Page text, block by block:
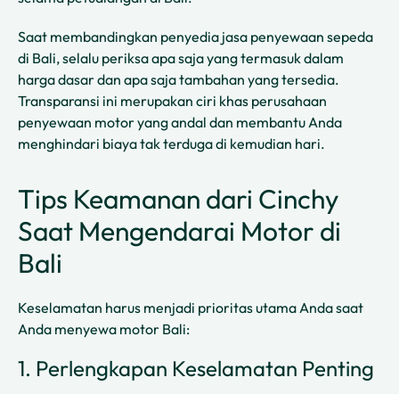
Saat membandingkan penyedia jasa penyewaan sepeda
di Bali, selalu periksa apa saja yang termasuk dalam
harga dasar dan apa saja tambahan yang tersedia.
Transparansi ini merupakan ciri khas perusahaan
penyewaan motor yang andal dan membantu Anda
menghindari biaya tak terduga di kemudian hari.
Tips Keamanan dari Cinchy
Saat Mengendarai Motor di
Bali
Keselamatan harus menjadi prioritas utama Anda saat
Anda menyewa motor Bali:
1. Perlengkapan Keselamatan Penting